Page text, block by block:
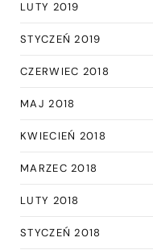
LUTY 2019
STYCZEŃ 2019
CZERWIEC 2018
MAJ 2018
KWIECIEŃ 2018
MARZEC 2018
LUTY 2018
STYCZEŃ 2018